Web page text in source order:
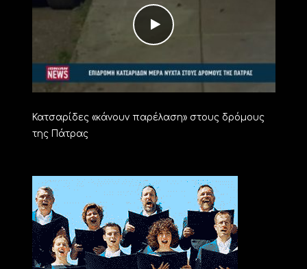
Κατσαρίδες «κάνουν παρέλαση» στους δρόμους
της Πάτρας